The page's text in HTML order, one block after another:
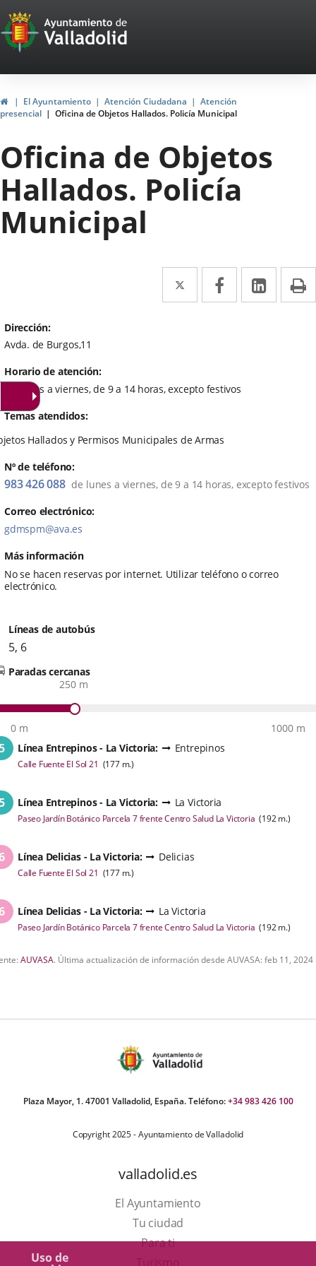
Uso de
Portal
Web
del
Ayuntamiento
de
Valladolid
InicioEl Ayuntamiento Atención Ciudadana
Atención
presencial
Oficina de Objetos Hallados. Policía Municipal
Oficina de Objetos
Hallados. Policía
Municipal
Twitter
Enlace
a
Facebook
Enlace
a
Enlace
a
Líneas de autobús
5, 6
Paradas cercanas
0 m
250 m
1000 m
Línea Entrepinos - La Victoria: Entrepinos
Calle Fuente El Sol 21 Enlace
externa.
(177 m.)
Línea Entrepinos - La Victoria: La Victoria
Paseo Jardín Botánico Parcela 7 frente Centro Salud La VictoriaEnlace
(192m.)
Línea Delicias - La Victoria: Delicias
Calle Fuente El Sol 21 Enlace
externa.
(177 m.)
Línea Delicias - La Victoria: La Victoria
Paseo Jardín Botánico Parcela 7 frente Centro Salud La VictoriaEnlace
aplicación
externa.
(192m.)
AUVASA. Última actualización de información desde AUVASA:feb 11, 2024
Dirección
Avda. de Burgos,11
Horario de atención
De lunes a viernes, de 9 a 14 horas, excepto festivos
Temas atendidos
Hallados y Permisos Municipales de Armas
Nº de teléfono
983 426 088 de lunes a viernes, de 9 a 14 horas, excepto festivos
Correo electrónico
gdmspm@ava.es
Más información
No se hacen reservas por internet. Utilizar teléfono o correo
electrónico.
Plaza Mayor, 1. 47001 Valladolid, España. Teléfono:+34 983 426 100
Copyright 2025 - Ayuntamiento de Valladolid
valladolid.es
El Ayuntamiento
Tu ciudad
Para ti